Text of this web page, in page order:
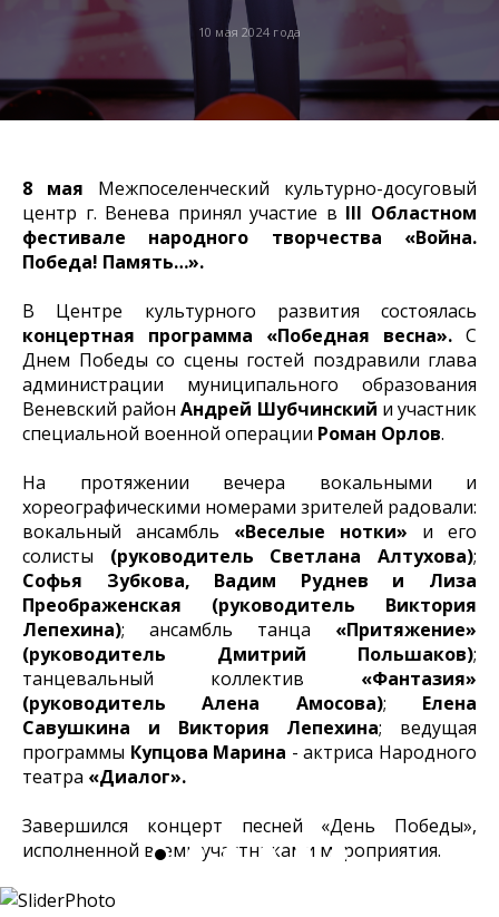
10 мая 2024 года
8 мая Межпоселенческий культурно-досуговый
центр г. Венева принял участие в III Областном
фестивале народного творчества «Война.
Победа! Память…».
В Центре культурного развития состоялась
концертная программа «Победная весна». С
Днем Победы со сцены гостей поздравили глава
администрации муниципального образования
Веневский районАндрей Шубчинский и участник
специальной военной операции Роман Орлов.
На протяжении вечера вокальными и
хореографическими номерами зрителей радовали:
вокальный ансамбль «Веселые нотки» и его
солисты (руководитель Светлана Алтухова);
Софья Зубкова, Вадим Руднев и Лиза
Преображенская (руководитель Виктория
Лепехина); ансамбль танца «Притяжение»
(руководитель Дмитрий Польшаков);
танцевальный коллектив «Фантазия»
(руководитель Алена Амосова); Елена
Савушкина и Виктория Лепехина; ведущая
программы Купцова Марина - актриса Народного
театра «Диалог».
Завершился концерт песней «День Победы»,
исполненной всеми участниками мероприятия.